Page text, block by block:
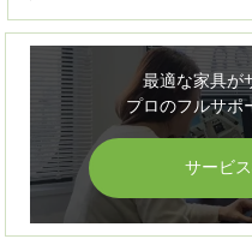
最適な家具が
プロのフルサポ
サービ